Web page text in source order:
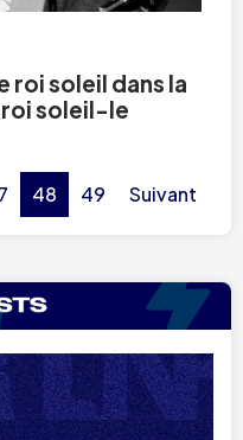
roi soleil dans la
roi soleil-le
48 49 Suivant